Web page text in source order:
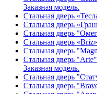
Заказная модель.
Стальная дверь
Стальная дверь
Стальная дверь
Стальная дверь
Стальная дверь
Стальная дверь
Заказная модель.
Стальная дверь
Стальная дверь